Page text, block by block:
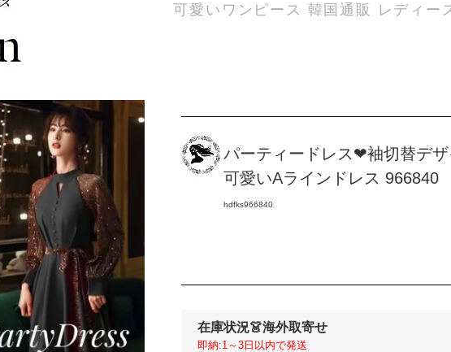
可愛いワンピース 韓国通販 レディー
パーティードレス❤袖切替デ
可愛いAラインドレス 966840
hdfks966840
在庫状況👗海外取寄せ
即納:1～3日以内で発送